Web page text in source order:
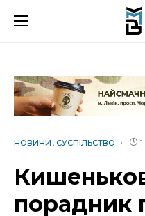
НОВИНИ СУСПІЛЬСТВО
порадник